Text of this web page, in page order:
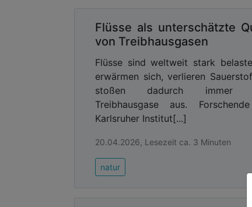
Flüsse als unterschätzte
von Treibhausgasen
Flüsse sind weltweit stark
erwärmen sich, verlieren
stoßen dadurch immer
Treibhausgase aus.
Karlsruher Institut[...]
20.04.2026, Lesezeit ca. 3 Minuten
natur